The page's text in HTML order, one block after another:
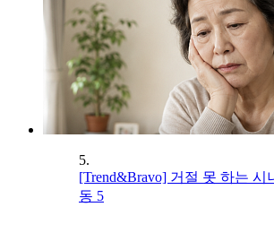
5.
[Trend&Bravo] 거절 못 하는 시
동 5